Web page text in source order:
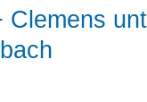
Clemens